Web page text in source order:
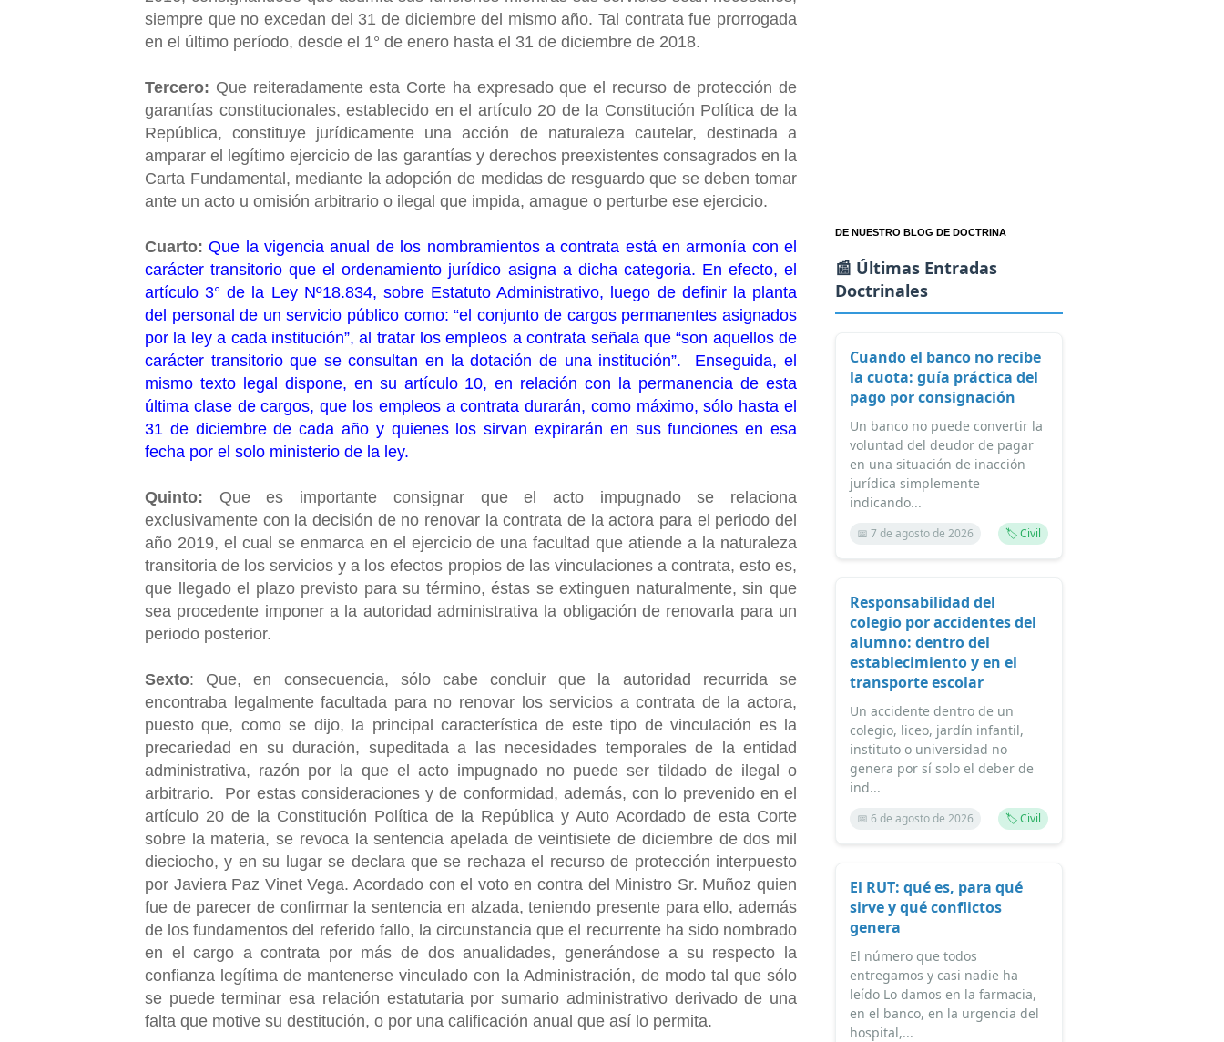
siempre que no excedan del 31 de diciembre del mismo año. Tal contrata fue prorrogada
en el último período, desde el 1° de enero hasta el 31 de diciembre de 2018.
Tercero: Que reiteradamente esta Corte ha expresado que el recurso de protección de
garantías constitucionales, establecido en el artículo 20 de la Constitución Política de la
República, constituye jurídicamente una acción de naturaleza cautelar, destinada a
amparar el legítimo ejercicio de las garantías y derechos preexistentes consagrados en la
Carta Fundamental, mediante la adopción de medidas de resguardo que se deben tomar
ante un acto u omisión arbitrario o ilegal que impida, amague o perturbe ese ejercicio.
Cuarto: Que la vigencia anual de los nombramientos a contrata está en armonía con el
carácter transitorio que el ordenamiento jurídico asigna a dicha categoria. En efecto, el
artículo 3° de la Ley Nº18.834, sobre Estatuto Administrativo, luego de definir la planta
del personal de un servicio público como: “el conjunto de cargos permanentes asignados
por la ley a cada institución”, al tratar los empleos a contrata señala que “son aquellos de
carácter transitorio que se consultan en la dotación de una institución”. Enseguida, el
mismo texto legal dispone, en su artículo 10, en relación con la permanencia de esta
última clase de cargos, que los empleos a contrata durarán, como máximo, sólo hasta el
31 de diciembre de cada año y quienes los sirvan expirarán en sus funciones en esa
fecha por el solo ministerio de la ley.
Quinto: Que es importante consignar que el acto impugnado se relaciona
exclusivamente con la decisión de no renovar la contrata de la actora para el periodo del
año 2019, el cual se enmarca en el ejercicio de una facultad que atiende a la naturaleza
transitoria de los servicios y a los efectos propios de las vinculaciones a contrata, esto es,
que llegado el plazo previsto para su término, éstas se extinguen naturalmente, sin que
sea procedente imponer a la autoridad administrativa la obligación de renovarla para un
periodo posterior.
Sexto: Que, en consecuencia, sólo cabe concluir que la autoridad recurrida se
encontraba legalmente facultada para no renovar los servicios a contrata de la actora,
puesto que, como se dijo, la principal característica de este tipo de vinculación es la
precariedad en su duración, supeditada a las necesidades temporales de la entidad
administrativa, razón por la que el acto impugnado no puede ser tildado de ilegal o
arbitrario. Por estas consideraciones y de conformidad, además, con lo prevenido en el
artículo 20 de la Constitución Política de la República y Auto Acordado de esta Corte
sobre la materia, se revoca la sentencia apelada de veintisiete de diciembre de dos mil
dieciocho, y en su lugar se declara que se rechaza el recurso de protección interpuesto
por Javiera Paz Vinet Vega. Acordado con el voto en contra del Ministro Sr. Muñoz quien
fue de parecer de confirmar la sentencia en alzada, teniendo presente para ello, además
de los fundamentos del referido fallo, la circunstancia que el recurrente ha sido nombrado
en el cargo a contrata por más de dos anualidades, generándose a su respecto la
confianza legítima de mantenerse vinculado con la Administración, de modo tal que sólo
se puede terminar esa relación estatutaria por sumario administrativo derivado de una
falta que motive su destitución, o por una calificación anual que así lo permita.
DE NUESTRO BLOG DE DOCTRINA
📰 Últimas Entradas
Doctrinales
Cuando el banco no recibe
la cuota: guía práctica del
pago por consignación
Un banco no puede convertir la
voluntad del deudor de pagar
en una situación de inacción
jurídica simplemente
indicando...
📅 7 de agosto de 2026 🏷️ Civil
Responsabilidad del
colegio por accidentes del
alumno: dentro del
establecimiento y en el
transporte escolar
Un accidente dentro de un
colegio, liceo, jardín infantil,
instituto o universidad no
genera por sí solo el deber de
ind...
📅 6 de agosto de 2026 🏷️ Civil
El RUT: qué es, para qué
sirve y qué conflictos
genera
El número que todos
entregamos y casi nadie ha
leído Lo damos en la farmacia,
en el banco, en la urgencia del
hospital,...